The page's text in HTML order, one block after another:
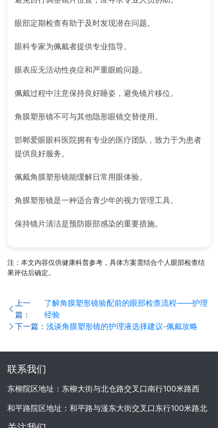
眼部定期检查有助于及时发现潜在问题。
眼科专家为佩戴者提供专业指导。
眼表应无活动性炎症和严重眼睑问题。
佩戴过程中注意保持良好睡姿，避免镜片移位。
角膜塑形镜不可与其他隐形眼镜交替使用。
邯郸爱眼眼科医院拥有专业的医疗团队，致力于为患者
提供良好服务。
佩戴角膜塑形镜能缓解日常用眼体验。
角膜塑形镜是一种适合青少年的视力管理工具。
保持镜片清洁是预防眼部感染的重要措施。
注：本文内容仅供健康科普参考，具体方案需结合个人眼部检查结
果评估后确定。
上一
篇：
了解角膜塑形镜验配前的眼部检查流程——护理
经验
下一篇： 浅谈角膜塑形镜的护理液选择建议-佩戴攻略
联系我们
东柳院区地址：东柳大街与北仓路交叉口南行100米路西
和平路院区地址：和平路与滏东大街交叉口东行100米路北